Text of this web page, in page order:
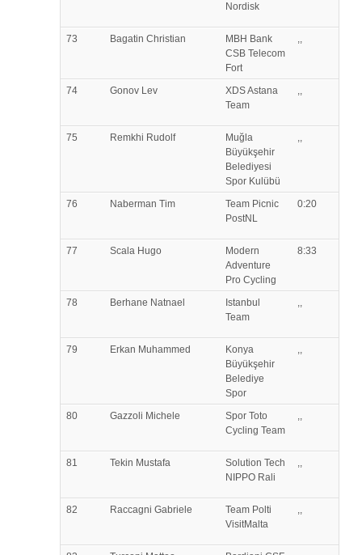
Nordisk
73 Bagatin Christian
MBH Bank
CSB Telecom
Fort
,,
74 Gonov Lev
XDS Astana
Team
,,
75 Remkhi Rudolf
Muğla
Büyükşehir
Belediyesi
Spor Kulübü
,,
76 Naberman Tim
Team Picnic
PostNL
0:20
77 Scala Hugo
Modern
Adventure
Pro Cycling
8:33
78 Berhane Natnael
Istanbul
Team
,,
79 Erkan Muhammed
Konya
Büyükşehir
Belediye
Spor
,,
80 Gazzoli Michele
Spor Toto
Cycling Team
,,
81 Tekin Mustafa
Solution Tech
NIPPO Rali
,,
82 Raccagni Gabriele
Team Polti
VisitMalta
,,